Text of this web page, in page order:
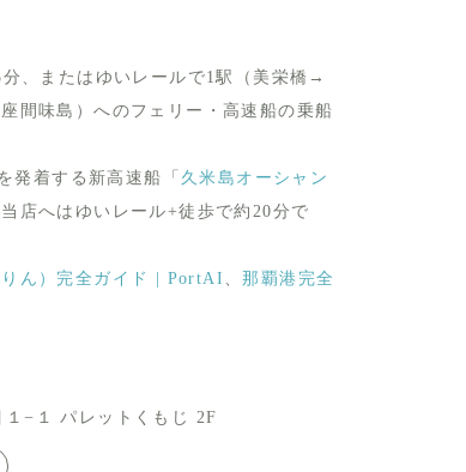
、またはゆいレールで1駅（美栄橋→
間味島）へのフェリー・高速船の乗船
発着する新高速船「 久米島オーシャン
店へはゆいレール+徒歩で約20分で
ん）完全ガイド | PortAI 、那覇港完全
−１ パレットくもじ 2F